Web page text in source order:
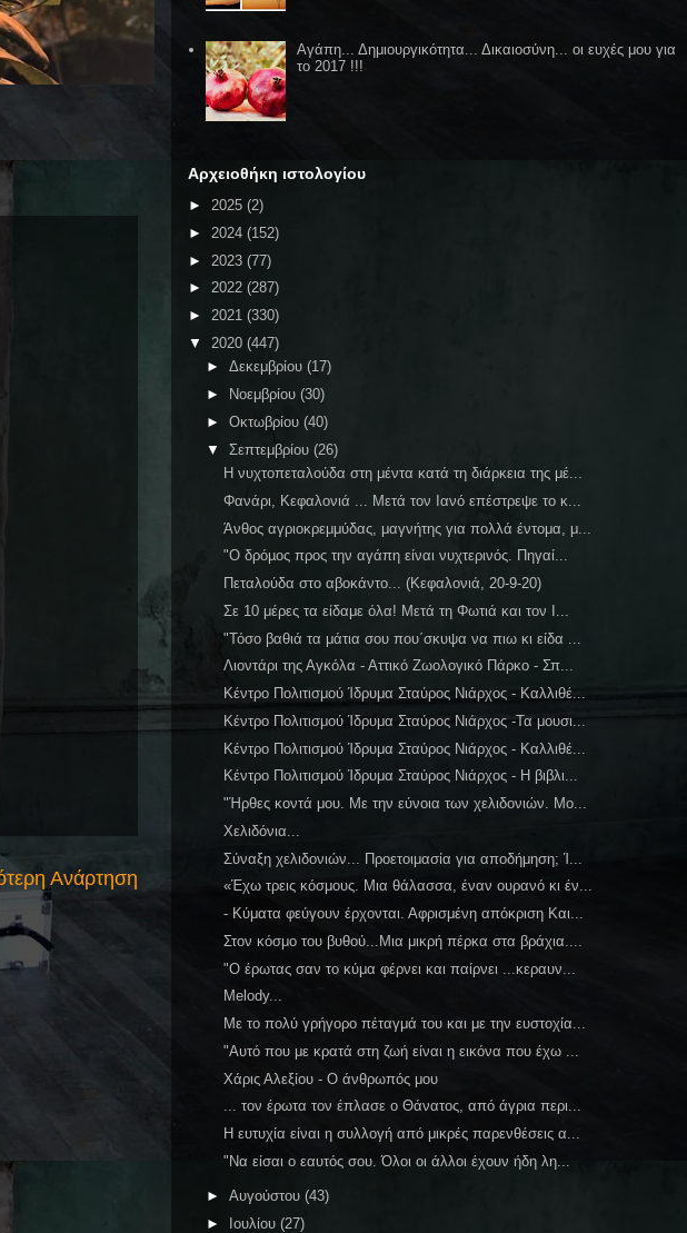
Ανάρτηση
Αγάπη... Δημιουργικότητα... Δικαιοσύνη... οι ευχές μου για
το 2017 !!!
Αρχειοθήκη ιστολογίου
► 2025 (2)
► 2024 (152)
► 2023 (77)
► 2022 (287)
► 2021 (330)
▼ 2020 (447)
► Δεκεμβρίου (17)
►
Νοεμβρίου (30)
► Οκτωβρίου (40)
▼ Σεπτεμβρίου (26)
Η νυχτοπεταλούδα στη μέντα κατά τη διάρκεια της μέ...
Φανάρι, Κεφαλονιά ... Μετά τον Ιανό επέστρεψε το κ...
Άνθος αγριοκρεμμύδας, μαγνήτης για πολλά έντομα, μ...
"Ο δρόµος προς την αγάπη είναι νυχτερινός. Πηγαί...
Πεταλούδα στο αβοκάντο... (Κεφαλονιά, 20-9-20)
Σε 10 μέρες τα είδαμε όλα! Μετά τη Φωτιά και τον Ι...
"Τόσο βαθιά τα μάτια σου που΄σκυψα να πιω κι είδα ...
Λιοντάρι της Αγκόλα - Αττικό Ζωολογικό Πάρκο - Σπ...
Κέντρο Πολιτισμού Ίδρυμα Σταύρος Νιάρχος - Καλλιθέ...
Κέντρο Πολιτισμού Ίδρυμα Σταύρος Νιάρχος -Τα μουσι...
Κέντρο Πολιτισμού Ίδρυμα Σταύρος Νιάρχος - Καλλιθέ...
Κέντρο Πολιτισμού Ίδρυμα Σταύρος Νιάρχος - Η βιβλι...
"Ήρθες κοντά μου. Με την εύνοια των χελιδονιών. Μο...
Χελιδόνια...
Σύναξη χελιδονιών... Προετοιμασία για αποδήμηση; Ί...
«Έχω τρεις κόσμους. Μια θάλασσα, έναν ουρανό κι έν...
- Κύματα φεύγουν έρχονται. Αφρισμένη απόκριση Και...
Στον κόσμο του βυθού...Μια μικρή πέρκα στα βράχια....
"Ο έρωτας σαν το κύμα φέρνει και παίρνει ...κεραυν...
Melody...
Με το πολύ γρήγορο πέταγμά του και με την ευστοχία...
"Αυτό που με κρατά στη ζωή είναι η εικόνα που έχω ...
Χάρις Αλεξίου - Ο άνθρωπός μου
... τον έρωτα τον έπλασε ο Θάνατος, από άγρια περι...
Η ευτυχία είναι η συλλογή από μικρές παρενθέσεις α...
"Να είσαι ο εαυτός σου. Όλοι οι άλλοι έχουν ήδη λη...
► Αυγούστου (43)
►
Ιουλίου (27)